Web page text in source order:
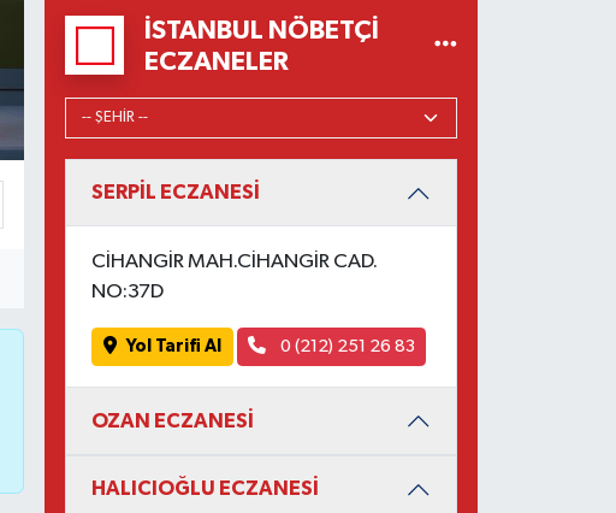
İSTANBUL NÖBETÇI
ECZANELER
SERPİL ECZANESİ
CİHANGİR MAH.CİHANGİR CAD.
NO:37D
Yol Tarifi Al 0 (212) 251 26 83
OZAN ECZANESİ
HALICIOĞLU ECZANESİ